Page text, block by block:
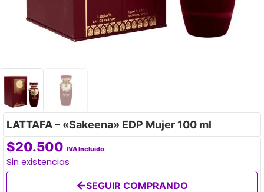
LATTAFA – «Sakeena» EDP Mujer 100 ml
$20.500 IVA Incluido
Sin existencias
SEGUIR COMPRANDO